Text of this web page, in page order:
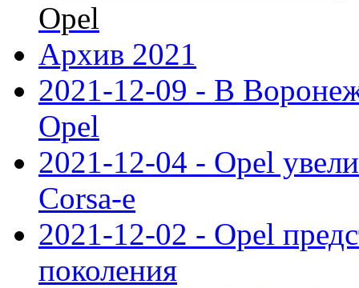
Opel
Архив 2021
2021-12-09 - В
Opel
2021-12-04 - Opel
Corsa-e
2021-12-02 - Opel
поколения